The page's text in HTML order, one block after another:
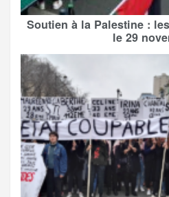
Soutien à la Palestine :
le 29